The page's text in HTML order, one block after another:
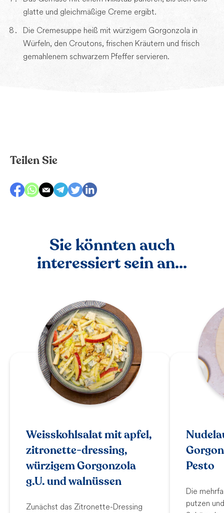
glatte und gleichmäßige Creme ergibt.
Die Cremesuppe heiß mit würzigem Gorgonzola in
Würfeln, den Croutons, frischen Kräutern und frisch
gemahlenem schwarzem Pfeffer servieren.
Teilen Sie
Sie könnten auch
interessiert sein an...
Weisskohlsalat mit apfel,
zitronette-dressing,
würzigem Gorgonzola
g.U. und walnüssen
Zunächst das Zitronette-Dressing
Pesto
Die
putzen